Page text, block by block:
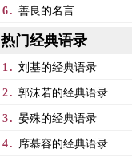
6. 善良的名言
热门经典语录
1. 刘基的经典语录
2. 郭沫若的经典语录
3. 晏殊的经典语录
4. 席慕容的经典语录